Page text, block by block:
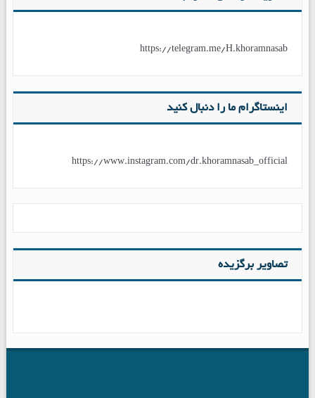
https://telegram.me/H.khoramnasab
اینستاگرام ما را دنبال کنید
https://www.instagram.com/dr.khoramnasab_official
تصاویر برگزیده